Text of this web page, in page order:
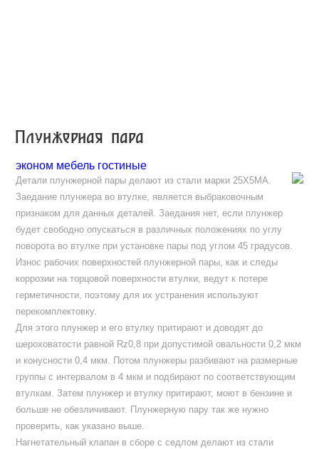
Плунжерная пара
эконом мебель гостиные
Детали плунжерной пары делают из стали марки 25Х5МА.
Заедание плунжера во втулке, является выбраковочным
признаком для данных деталей. Заедания нет, если плунжер
будет свободно опускаться в различных положениях по углу
поворота во втулке при установке пары под углом 45 градусов.
Износ рабочих поверхностей плунжерной пары, как и следы
коррозии на торцовой поверхности втулки, ведут к потере
герметичности, поэтому для их устранения используют
перекомплектовку.
Для этого плунжер и его втулку притирают и доводят до
шероховатости равной Rz0,8 при допустимой овальности 0,2 мкм
и конусности 0,4 мкм. Потом плунжеры разбивают на размерные
группы с интервалом в 4 мкм и подбирают по соответствующим
втулкам. Затем плунжер и втулку притирают, моют в бензине и
больше не обезличивают. Плунжерную пару так же нужно
проверить, как указано выше.
Нагнетательный клапан в сборе с седлом делают из стали